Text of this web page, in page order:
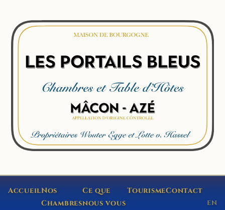
AccueilNos
Chambres
Ce que
nous vous
TourismeContact
EN